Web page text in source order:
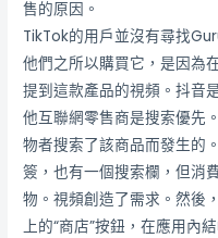
售的原因。
TikTok的用戶並沒有尋找
他們之所以購買它，是因為
提到這款產品的視頻。抖音
他互聯網零售商是搜索優先
物者搜索了該商品而發生的
簽，也有一個搜索欄，但消
物。視頻創造了需求。然後
上的“商店”按鈕，在應用內